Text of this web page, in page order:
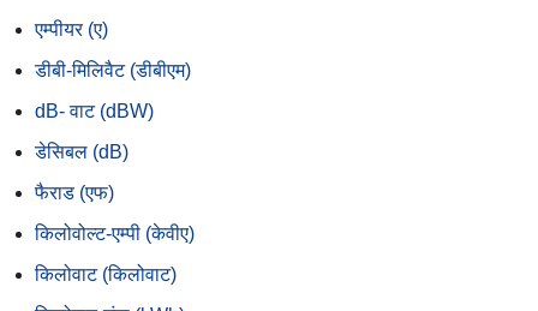
एम्पीयर (ए)
डीबी-मिलिवैट (डीबीएम)
dB- वाट (dBW)
डेसिबल (dB)
फैराड (एफ)
किलोवोल्ट-एम्पी (केवीए)
किलोवाट (किलोवाट)